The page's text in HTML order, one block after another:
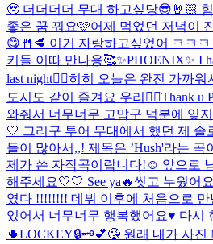
🥹 더더더더 무대 하고싶당😎🤘🏻
좋은 꿈 꿔요🩷어제 먹었던 저녁이
😋🍴🥩 이거 자랑하고싶었어 ㅋㅋ
키들 이따 만나용🥰✨PHOENIX✨ I
last night❤️‍🔥히히 오늘은 완전 가까워
도시도 같이 즐겨요 우리❤️‍🔥Thank u
와줘서 너무너무 고맙구 덕분에 잊
🤍 그리구 투어 무대에서 했던 제 솔
들이 많아서,,! 제목은 ’Hush'라는 곡
제가 쓴 자작곡이랍니다!☺️ 앞으로
해주세요🤍🤍 See ya🔥 씻고 누웠어
였다 !!!!!!!! 데뷔 이후에 처음으로
있어서 너무너무 행복했어요♥️ 다시
🌵LOCKEY🔒🗝️💕😘 원래 내가 사진